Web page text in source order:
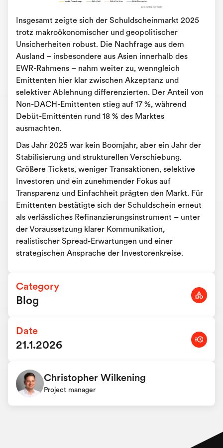
Insgesamt zeigte sich der Schuldscheinmarkt 2025
trotz makroökonomischer und geopolitischer
Unsicherheiten robust. Die Nachfrage aus dem
Ausland – insbesondere aus Asien innerhalb des
EWR-Rahmens – nahm weiter zu, wenngleich
Emittenten hier klar zwischen Akzeptanz und
selektiver Ablehnung differenzierten. Der Anteil von
Non-DACH-Emittenten stieg auf 17 %, während
Debüt-Emittenten rund 18 % des Marktes
ausmachten.
Das Jahr 2025 war kein Boomjahr, aber ein Jahr der
Stabilisierung und strukturellen Verschiebung.
Größere Tickets, weniger Transaktionen, selektive
Investoren und ein zunehmender Fokus auf
Transparenz und Einfachheit prägten den Markt. Für
Emittenten bestätigte sich der Schuldschein erneut
als verlässliches Refinanzierungsinstrument – unter
der Voraussetzung klarer Kommunikation,
realistischer Spread-Erwartungen und einer
strategischen Ansprache der Investorenkreise.
Category
Blog
Date
21.1.2026
Christopher Wilkening
Project manager